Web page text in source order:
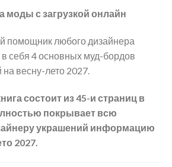
моды с загрузкой онлайн
помощник любого дизайнера
себя 4 основных муд-бордов
весну-лето 2027.
состоит из 45-и страниц в
покрывает всю
украшений информацию
2027.